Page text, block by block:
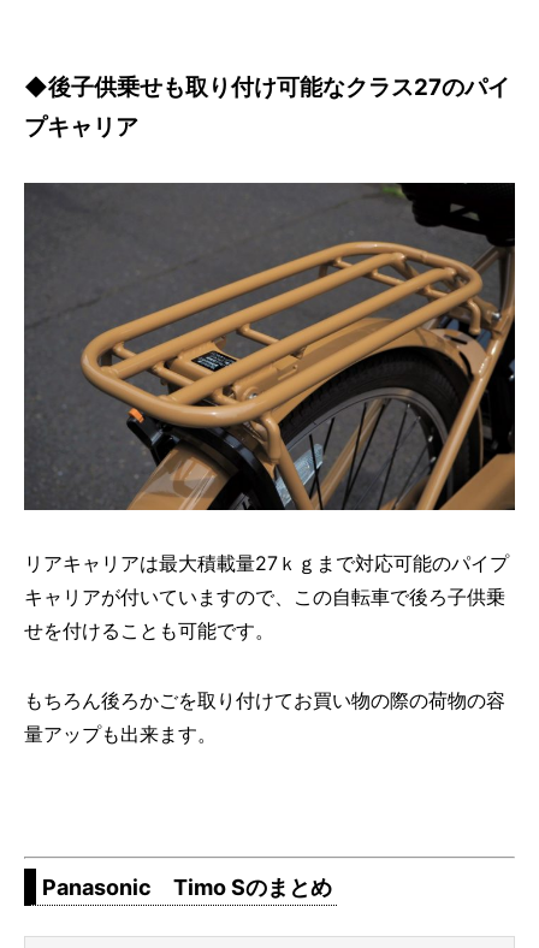
◆後子供乗せも取り付け可能なクラス27のパイ
プキャリア
リアキャリアは最大積載量27ｋｇまで対応可能のパイプ
キャリアが付いていますので、この自転車で後ろ子供乗
せを付けることも可能です。
もちろん後ろかごを取り付けてお買い物の際の荷物の容
量アップも出来ます。
Panasonic Timo Sのまとめ